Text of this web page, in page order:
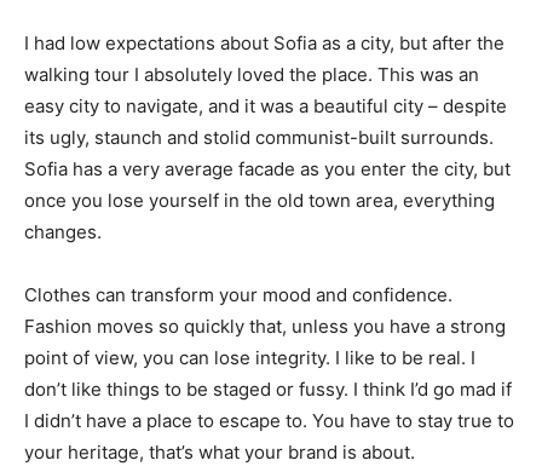
I had low expectations about Sofia as a city, but after the
walking tour I absolutely loved the place. This was an
easy city to navigate, and it was a beautiful city – despite
its ugly, staunch and stolid communist-built surrounds.
Sofia has a very average facade as you enter the city, but
once you lose yourself in the old town area, everything
changes.
Clothes can transform your mood and confidence.
Fashion moves so quickly that, unless you have a strong
point of view, you can lose integrity. I like to be real. I
don’t like things to be staged or fussy. I think I’d go mad if
I didn’t have a place to escape to. You have to stay true to
your heritage, that’s what your brand is about.